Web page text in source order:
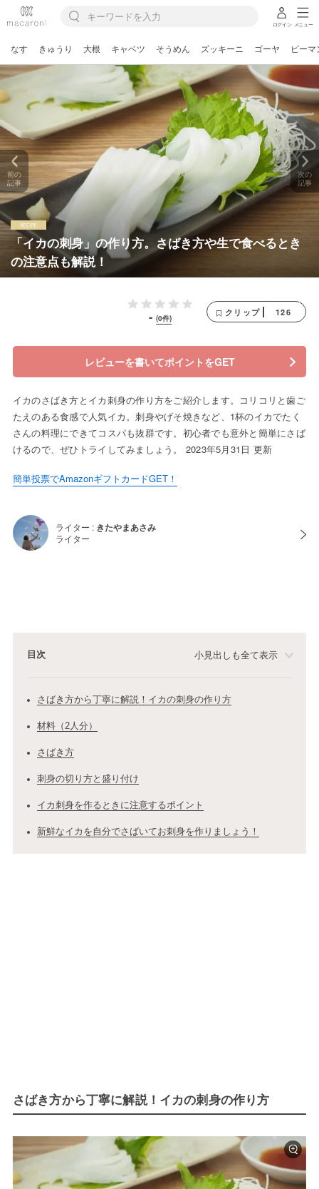
ログイン メニュー
なす きゅうり 大根 キャベツ そうめん ズッキーニ ゴーヤ ピーマ
「イカの刺身」の作り方。さばき方や生で食べるとき
の注意点も解説！
前の
記事
次の
記事
- (0件)
クリップ 126
レビューを書いてポイントをGET
イカのさばき方とイカ刺身の作り方をご紹介します。コリコリと歯ご
たえのある食感で人気イカ。刺身やげそ焼きなど、1杯のイカでたく
さんの料理にできてコスパも抜群です。初心者でも意外と簡単にさば
けるので、ぜひトライしてみましょう。 2023年5月31日 更新
簡単投票でAmazonギフトカードGET！
ライター : きたやまあさみ
ライター
目次 小見出しも全て表示
さばき方から丁寧に解説！イカの刺身の作り方
材料（2人分）
さばき方
刺身の切り方と盛り付け
イカ刺身を作るときに注意するポイント
新鮮なイカを自分でさばいてお刺身を作りましょう！
さばき方から丁寧に解説！イカの刺身の作り方